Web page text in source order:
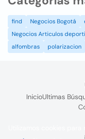
find Negocios Bogotá
Negocios Articulos
alfombras
polarizacion
InicioUltimas